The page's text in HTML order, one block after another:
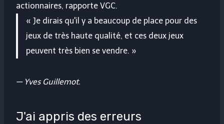
actionnaires, rapporte VGC.
« Je dirais qu'il y a beaucoup de place pour des
jeux de très haute qualité, et ces deux jeux
peuvent très bien se vendre. »
— Yves Guillemot.
J'ai appris des erreurs